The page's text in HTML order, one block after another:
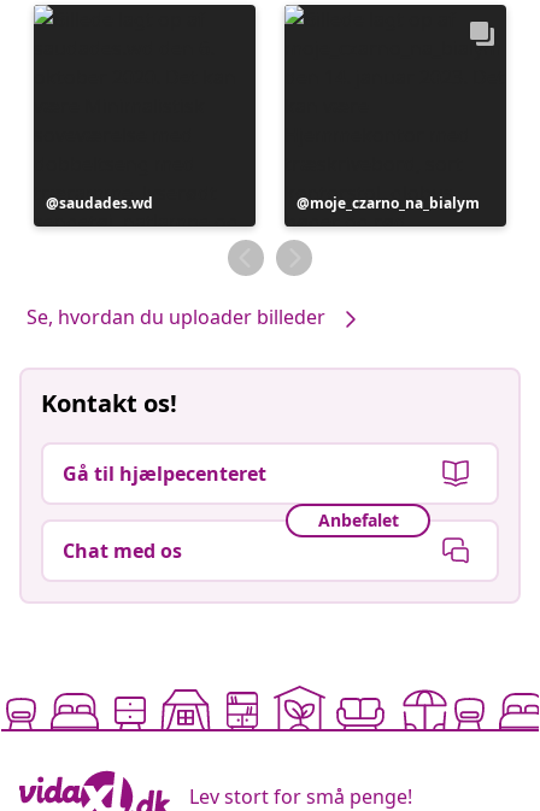
Opslag
offentliggjort
saudades.wd
Opslag
offentliggjort
af
moje_czarno_na_bialym
Se, hvordan du uploader billeder
Kontakt os!
Gå til hjælpecenteret
Anbefalet
Chat med os
Lev stort for små penge!